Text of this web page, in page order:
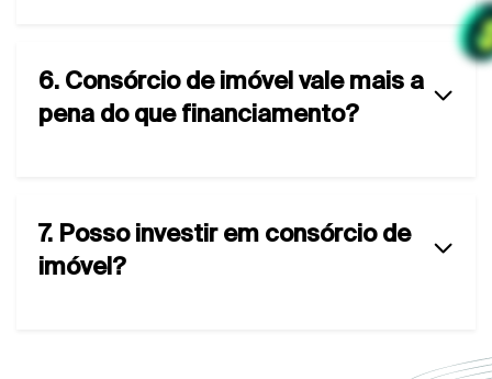
6. Consórcio de imóvel vale mais a
pena do que financiamento?
7. Posso investir em consórcio de
imóvel?